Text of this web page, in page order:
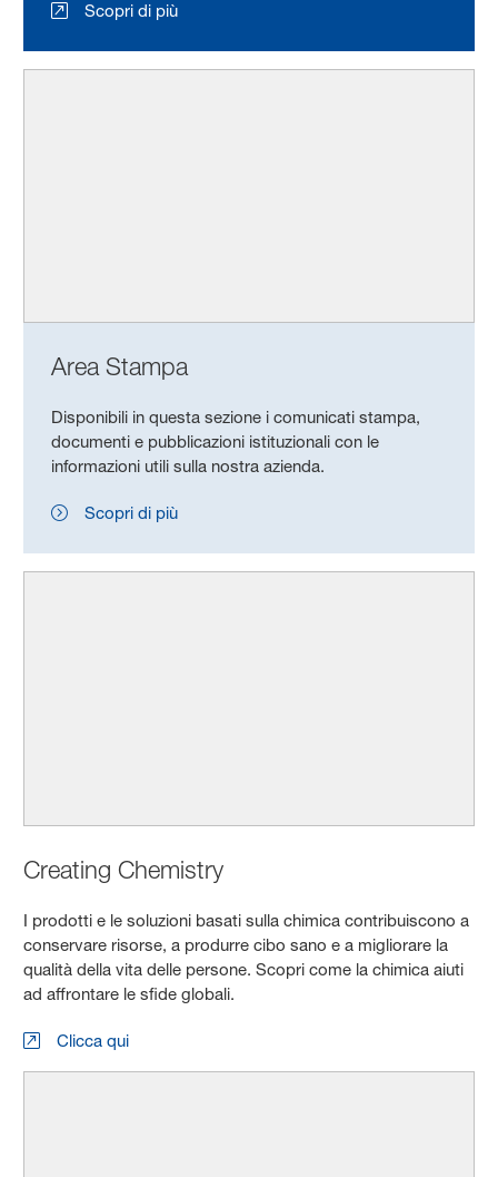
Scopri di più
Area Stampa
Disponibili in questa sezione i comunicati stampa,
documenti e pubblicazioni istituzionali con le
informazioni utili sulla nostra azienda.
Scopri di più
Creating Chemistry
I prodotti e le soluzioni basati sulla chimica contribuiscono a
conservare risorse, a produrre cibo sano e a migliorare la
qualità della vita delle persone. Scopri come la chimica aiuti
ad affrontare le sfide globali.
Clicca qui